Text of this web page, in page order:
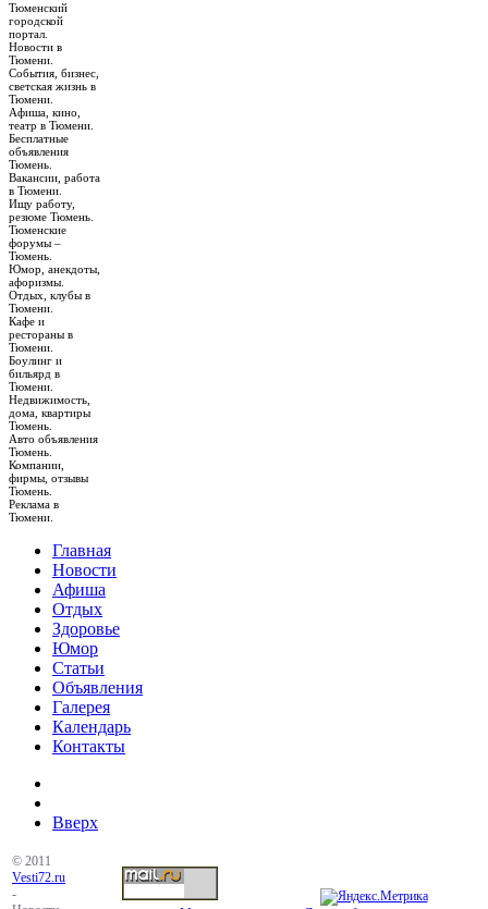
Тюменский
городской
портал.
Новости в
Тюмени.
События, бизнес,
светская жизнь в
Тюмени.
Афиша, кино,
театр в Тюмени.
Бесплатные
объявления
Тюмень.
Вакансии, работа
в Тюмени.
Ищу работу,
резюме Тюмень.
Тюменские
форумы –
Тюмень.
Юмор, анекдоты,
афоризмы.
Отдых, клубы в
Тюмени.
Кафе и
рестораны в
Тюмени.
Боулинг и
бильярд в
Тюмени.
Недвижимость,
дома, квартиры
Тюмень.
Авто объявления
Тюмень.
Компании,
фирмы, отзывы
Тюмень.
Реклама в
Тюмени.
Главная
Новости
Афиша
Отдых
Здоровье
Юмор
Статьи
Объявления
Галерея
Календарь
Контакты
Вверх
© 2011
Vesti72.ru
-